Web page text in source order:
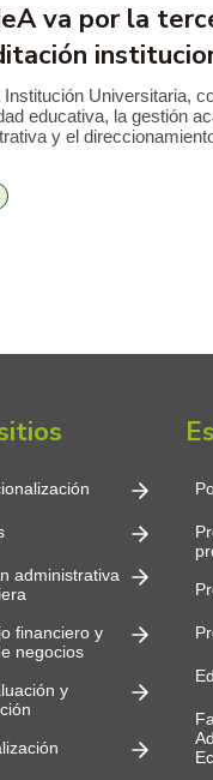
va por la
Institución Universitaria,
educativa, la gestión
y el
de cada uno de los
administrativa
financiero y
negocios
y